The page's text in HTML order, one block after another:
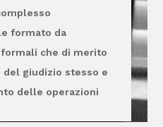
formato da
che di merito
del giudizio stesso e
delle operazioni